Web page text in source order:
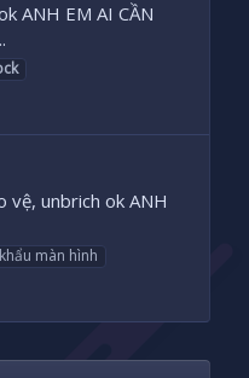
ANH EM AI CẦN
unbrich ok ANH
màn hình